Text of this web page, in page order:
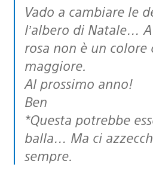
Vado a cambiare le decorazioni per
l’albero di Natale…
rosa non è un colore
maggiore.
Al prossimo anno!
Ben
*Questa potrebbe
balla… Ma ci
sempre.